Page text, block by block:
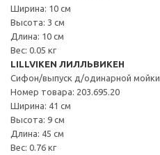
Ширина: 10 см
Высота: 3 см
Длина: 10 см
Вес: 0.05 кг
LILLVIKEN ЛИЛЛЬВИКЕН
Сифон/выпуск д/одинарной мойки
Номер товара: 203.695.20
Ширина: 41 см
Высота: 9 см
Длина: 45 см
Вес: 0.76 кг